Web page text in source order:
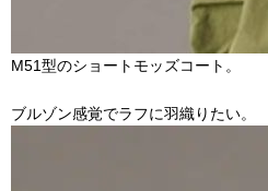
M51型のショートモッズコート。
ブルゾン感覚でラフに羽織りたい。